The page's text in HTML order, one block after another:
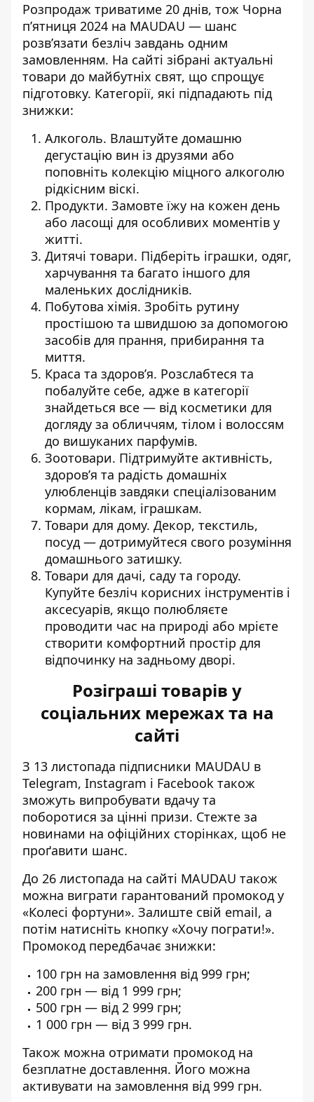
Розпродаж триватиме 20 днів, тож Чорна
п’ятниця 2024 на MAUDAU — шанс
розв’язати безліч завдань одним
замовленням. На сайті зібрані актуальні
товари до майбутніх свят, що спрощує
підготовку. Категорії, які підпадають під
знижки:
Алкоголь. Влаштуйте домашню
дегустацію вин із друзями або
поповніть колекцію міцного алкоголю
рідкісним віскі.
Продукти. Замовте їжу на кожен день
або ласощі для особливих моментів у
житті.
Дитячі товари. Підберіть іграшки, одяг,
харчування та багато іншого для
маленьких дослідників.
Побутова хімія. Зробіть рутину
простішою та швидшою за допомогою
засобів для прання, прибирання та
миття.
Краса та здоров’я. Розслабтеся та
побалуйте себе, адже в категорії
знайдеться все — від косметики для
догляду за обличчям, тілом і волоссям
до вишуканих парфумів.
Зоотовари. Підтримуйте активність,
здоров’я та радість домашніх
улюбленців завдяки спеціалізованим
кормам, лікам, іграшкам.
Товари для дому. Декор, текстиль,
посуд — дотримуйтеся свого розуміння
домашнього затишку.
Товари для дачі, саду та городу.
Купуйте безліч корисних інструментів і
аксесуарів, якщо полюбляєте
проводити час на природі або мрієте
створити комфортний простір для
відпочинку на задньому дворі.
Розіграші товарів у
соціальних мережах та на
сайті
З 13 листопада підписники MAUDAU в
Telegram, Instagram і Facebook також
зможуть випробувати вдачу та
поборотися за цінні призи. Стежте за
новинами на офіційних сторінках, щоб не
проґавити шанс.
До 26 листопада на сайті MAUDAU також
можна виграти гарантований промокод у
«Колесі фортуни». Залиште свій email, а
потім натисніть кнопку «Хочу пограти!».
Промокод передбачає знижки:
100 грн на замовлення від 999 грн;
200 грн — від 1 999 грн;
500 грн — від 2 999 грн;
1 000 грн — від 3 999 грн.
Також можна отримати промокод на
безплатне доставлення. Його можна
активувати на замовлення від 999 грн.